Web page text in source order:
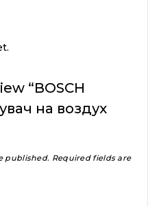
“BOSCH
на воздух
published. Required fields are